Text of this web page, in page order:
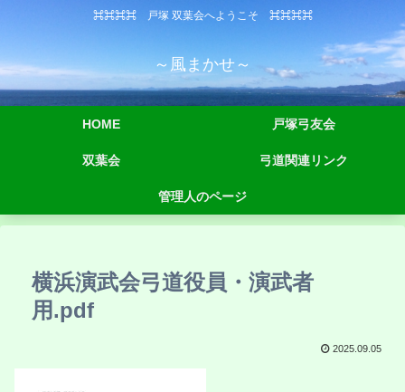
⌘⌘⌘⌘ 戸塚 双葉会へようこそ ⌘⌘⌘⌘
～風まかせ～
HOME 戸塚弓友会
双葉会 弓道関連リンク
管理人のページ
横浜演武会弓道役員・演武者
用.pdf
2025.09.05